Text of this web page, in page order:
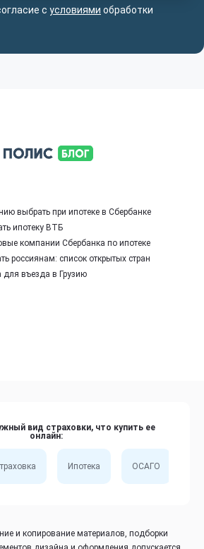
с условиями обработки
выбрать при ипотеке в Сбербанке
ипотеку ВТБ
компании Сбербанка по ипотеке
россиянам: список открытых стран
для въезда в Грузию
вид страховки, что купить ее
онлайн:
Ипотека ОСАГО
и копирование материалов, подборки